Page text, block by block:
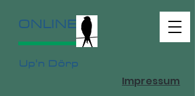
ONLINE
Up'n Dörp
Impressum